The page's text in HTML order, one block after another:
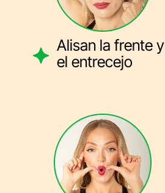
Alisan la frente y
el entrecejo